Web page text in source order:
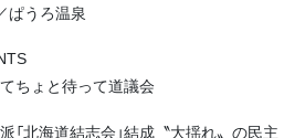
うろ温泉
てちょと待って道議会
北海道結志会」結成〝大揺れ〟の民主